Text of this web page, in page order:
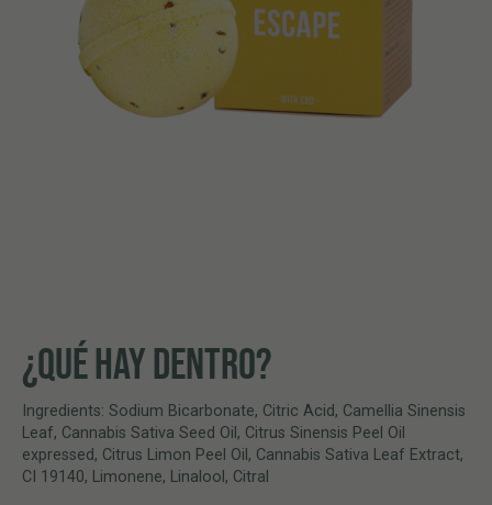
¿QUÉ HAY DENTRO?
Ingredients: Sodium Bicarbonate, Citric Acid, Camellia Sinensis
Leaf, Cannabis Sativa Seed Oil, Citrus Sinensis Peel Oil
expressed, Citrus Limon Peel Oil, Cannabis Sativa Leaf Extract,
CI 19140, Limonene, Linalool, Citral